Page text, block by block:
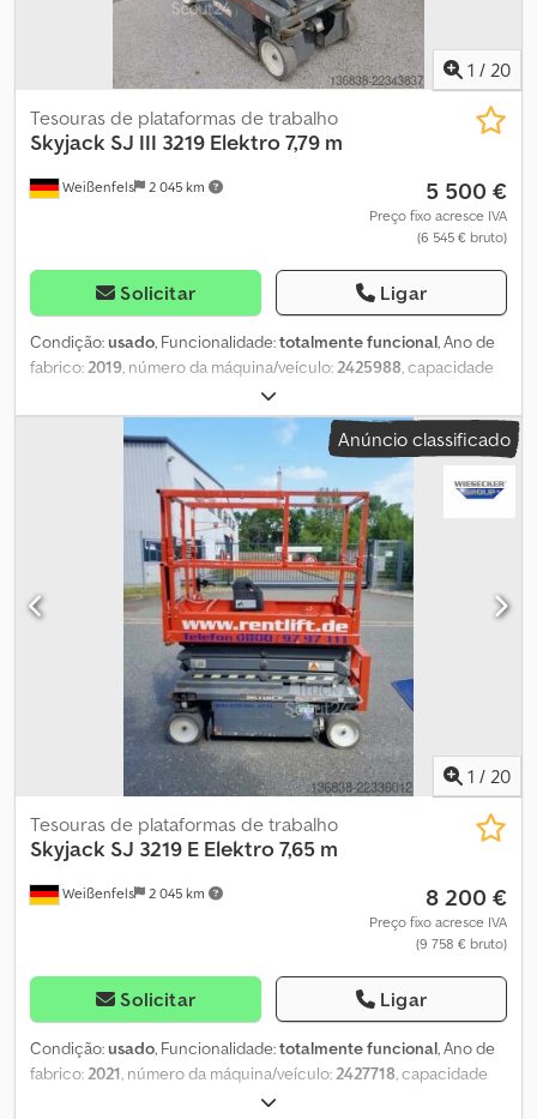
direção nas quatro rodas, guarda-corpo dobrável, totalmente
funcional, sinais gerais de uso.
1 / 20
Weißenfels 2 045 km
Tesouras de plataformas de trabalho
Skyjack SJ III 3219 Elektro 7,79 m
5 500 €
Preço fixo acresce IVA
(6 545 € bruto)
Solicitar Ligar
Condição:usado, Funcionalidade:totalmente funcional, Ano de
fabrico: 2019 , número da máquina/veículo: 2425988 , capacidade
, altura de elevação:
plataforma:1 630 mm, largura da plataforma:660 mm, peso total:
, comprimento de transporte: 1 780 mm, largura de
810 mm , altura de transporte:
, tipo de
elétrico, tamanho do pneu:12x4x8, cor: vermelho,
Dados técnicos Ano de fabricação: 2019 Motor: elétrico Altura de
trabalho: 7,79 m Dkodpfxjzl Rf Sj Acqor Altura da plataforma: 5,79 m
Extensão da plataforma: 0,91 m Dimensões da plataforma (C x L):
1,63 m x 0,66 m Dimensões totais (C x L x A): 1,78 m x 0,81 m x 2,10 m
Peso: 1.312 kg Carga máxima: 227 kg Capacidade de carga com
distribuição: 114 kg Velocidade de deslocamento: 1,1 km/h - 3,1 km/h
Capacidade máxima de subida: 25% Totalmente operacional
Estado geral de uso Entrega opcional possível Aluguer opcional
Anúncio classificado
1 / 20
Weißenfels 2 045 km
Tesouras de plataformas de trabalho
Skyjack SJ 3219 E Elektro 7,65 m
8 200 €
Preço fixo acresce IVA
(9 758 € bruto)
Solicitar Ligar
Condição:usado, Funcionalidade:totalmente funcional, Ano de
fabrico:2021, número da máquina/veículo:2427718, capacidade
, tipo de mastro:telescópico